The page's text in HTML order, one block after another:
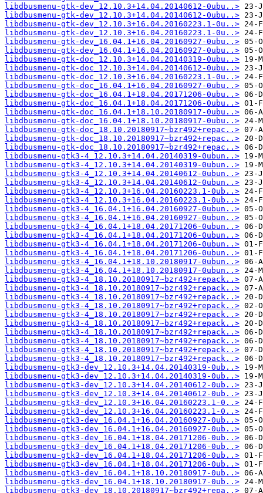
libdbusmenu-gtk-dev_12.10.3+14.04.20140612-0ubu..>
libdbusmenu-gtk-dev_12.10.3+14.04.20140612-0ubu..>
libdbusmenu-gtk-dev_12.10.3+16.04.20160223.1-0u..>
libdbusmenu-gtk-dev_12.10.3+16.04.20160223.1-0u..>
libdbusmenu-gtk-dev_16.04.1+16.04.20160927-0ubu..>
libdbusmenu-gtk-dev_16.04.1+16.04.20160927-0ubu..>
libdbusmenu-gtk-doc_12.10.3+14.04.20140319-0ubu..>
libdbusmenu-gtk-doc_12.10.3+14.04.20140612-0ubu..>
libdbusmenu-gtk-doc_12.10.3+16.04.20160223.1-0u..>
libdbusmenu-gtk-doc_16.04.1+16.04.20160927-0ubu..>
libdbusmenu-gtk-doc_16.04.1+18.04.20171206-0ubu..>
libdbusmenu-gtk-doc_16.04.1+18.04.20171206-0ubu..>
libdbusmenu-gtk-doc_16.04.1+18.10.20180917-0ubu..>
libdbusmenu-gtk-doc_16.04.1+18.10.20180917-0ubu..>
libdbusmenu-gtk-doc_18.10.20180917~bzr492+repac..>
libdbusmenu-gtk-doc_18.10.20180917~bzr492+repac..>
libdbusmenu-gtk-doc_18.10.20180917~bzr492+repac..>
libdbusmenu-gtk3-4_12.10.3+14.04.20140319-0ubun..>
libdbusmenu-gtk3-4_12.10.3+14.04.20140319-0ubun..>
libdbusmenu-gtk3-4_12.10.3+14.04.20140612-0ubun..>
libdbusmenu-gtk3-4_12.10.3+14.04.20140612-0ubun..>
libdbusmenu-gtk3-4_12.10.3+16.04.20160223.1-0ub..>
libdbusmenu-gtk3-4_12.10.3+16.04.20160223.1-0ub..>
libdbusmenu-gtk3-4_16.04.1+16.04.20160927-0ubun..>
libdbusmenu-gtk3-4_16.04.1+16.04.20160927-0ubun..>
libdbusmenu-gtk3-4_16.04.1+18.04.20171206-0ubun..>
libdbusmenu-gtk3-4_16.04.1+18.04.20171206-0ubun..>
libdbusmenu-gtk3-4_16.04.1+18.04.20171206-0ubun..>
libdbusmenu-gtk3-4_16.04.1+18.04.20171206-0ubun..>
libdbusmenu-gtk3-4_16.04.1+18.10.20180917-0ubun..>
libdbusmenu-gtk3-4_16.04.1+18.10.20180917-0ubun..>
libdbusmenu-gtk3-4_18.10.20180917~bzr492+repack..>
libdbusmenu-gtk3-4_18.10.20180917~bzr492+repack..>
libdbusmenu-gtk3-4_18.10.20180917~bzr492+repack..>
libdbusmenu-gtk3-4_18.10.20180917~bzr492+repack..>
libdbusmenu-gtk3-4_18.10.20180917~bzr492+repack..>
libdbusmenu-gtk3-4_18.10.20180917~bzr492+repack..>
libdbusmenu-gtk3-4_18.10.20180917~bzr492+repack..>
libdbusmenu-gtk3-4_18.10.20180917~bzr492+repack..>
libdbusmenu-gtk3-4_18.10.20180917~bzr492+repack..>
libdbusmenu-gtk3-4_18.10.20180917~bzr492+repack..>
libdbusmenu-gtk3-dev_12.10.3+14.04.20140319-0ub..>
libdbusmenu-gtk3-dev_12.10.3+14.04.20140319-0ub..>
libdbusmenu-gtk3-dev_12.10.3+14.04.20140612-0ub..>
libdbusmenu-gtk3-dev_12.10.3+14.04.20140612-0ub..>
libdbusmenu-gtk3-dev_12.10.3+16.04.20160223.1-0..>
libdbusmenu-gtk3-dev_12.10.3+16.04.20160223.1-0..>
libdbusmenu-gtk3-dev_16.04.1+16.04.20160927-0ub..>
libdbusmenu-gtk3-dev_16.04.1+16.04.20160927-0ub..>
libdbusmenu-gtk3-dev_16.04.1+18.04.20171206-0ub..>
libdbusmenu-gtk3-dev_16.04.1+18.04.20171206-0ub..>
libdbusmenu-gtk3-dev_16.04.1+18.04.20171206-0ub..>
libdbusmenu-gtk3-dev_16.04.1+18.04.20171206-0ub..>
libdbusmenu-gtk3-dev_16.04.1+18.10.20180917-0ub..>
libdbusmenu-gtk3-dev_16.04.1+18.10.20180917-0ub..>
libdbusmenu-gtk3-dev_18.10.20180917~bzr492+repa..>